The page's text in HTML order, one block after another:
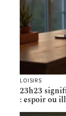
LOISIRS
23h23
: espoir ou